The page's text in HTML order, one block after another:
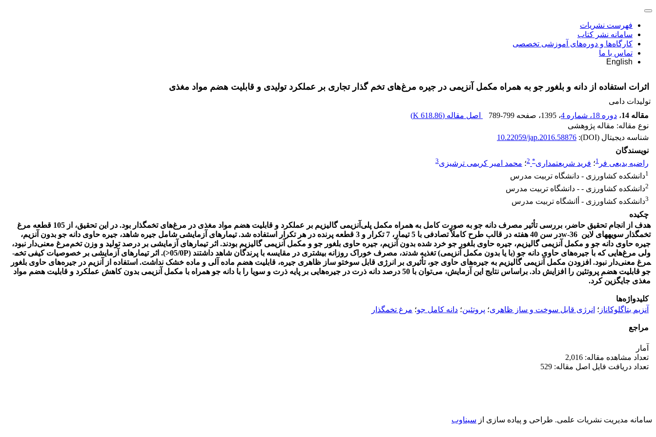
فهرست نشریات
سامانه نشر کتاب
کارگاه‌ها و دوره‌های آموزشی تخصصی
تماس با ما
English
اثرات استفاده از دانه و بلغور جو به همراه مکمل آنزیمی در جیره مرغ‌های تخم گذار تجاری بر عملکرد تولیدی و قابلیت هضم مواد مغذی
تولیدات دامی
مقاله 14
، دوره 18، شماره 4 ، 1395 ، صفحه 789-799 اصل مقاله (618.86 K
)
نوع مقاله: مقاله پژوهشی
شناسه دیجیتال (DOI):
10.22059/jap.2016.58876
نویسندگان
راضیه بدیعی فر 1؛ فرید شریعتمداری*
2؛ محمد امیر کریمی ترشیزی3
1دانشکده کشاورزی - دانشگاه تربیت مدرس
2دانشکده کشاورزی - - دانشگاه تربیت مدرس
3دانشکده کشاورزی - أانشگاه تربیت مدرس
چکیده
هدف از انجام تحقیق حاضر، بررسی تأثیر مصرف دانه جو به صورت کامل به همراه مکمل پلی‌آنزیمی گالی­زیم بر عملکرد و قابلیت هضم مواد مغذی در مرغ‌های تخمگذار بود. در این تحقیق، از 105 قطعه مرغ
تخم­گذار سویه­های ­لاین w-36در سن 40 هفته در قالب طرح کاملاً تصادفی با 5 تیمار، 7 تکرار و 3 قطعه پرنده در هر تکرار استفاده شد. تیمارهای آزمایشی شامل جیره­ شاهد، جیره­ حاوی دانه جو بدون آنزیم،
جیره حاوی دانه جو و مکمل آنزیمی گالی­زیم، جیره­ حاوی بلغور جو خرد شده بدون آنزیم، جیره حاوی بلغور جو و مکمل آنزیمی گالی­زیم بودند. اثر تیمارهای آزمایشی بر درصد تولید و وزن تخم‌مرغ معنی‌دار نبود،
ولی مرغ‌هایی که با جیره‌های حاوی دانه جو (با یا بدون مکمل­ آنزیمی) تغذیه شدند، مصرف خوراک روزانه بیشتری در مقایسه با پرندگان شاهد داشتند (05/0P<). اثر تیمارهای آزمایشی بر خصوصیات کیفی تخم­
مرغ معنی‌دار نبود. افزودن مکمل آنزیمی گالی­زیم به جیره‌های حاوی جو، تأثیری بر انرژی قابل سوخت­و ساز ظاهری جیره، قابلیت هضم ماده آلی و ماده خشک نداشت. استفاده از آنزیم در جیره‌های حاوی بلغور
جو قابلیت هضم پروتئین را افزایش داد. براساس نتایج این آزمایش، می‌توان با 50 درصد دانه ذرت در جیره‌هایی بر پایه ذرت و سویا را با دانه جو همراه با مکمل آنزیمی بدون کاهش عملکرد و قابلیت هضم مواد
مغذی جایگزین کرد.
کلیدواژه‌ها
آنزیم بتاگلوکاناز ؛ انرژی قابل سوخت و ساز ظاهری؛ پروتئین؛ دانه کامل جو؛ مرغ تخمگذار
مراجع
آمار
تعداد مشاهده مقاله: 2,016
تعداد دریافت فایل اصل مقاله: 529
سامانه مدیریت نشریات علمی. طراحی و پیاده سازی از سیناوب